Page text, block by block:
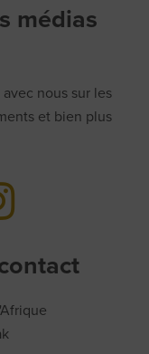
médias
nous sur les
et bien plus